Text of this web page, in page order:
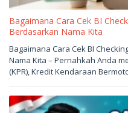
Bagaimana Cara Cek BI
Berdasarkan Nama Kita
Mei
29,
2026
oleh
sukantengah
Bagaimana Cara Cek BI
Nama Kita – Pernahkah Anda
(KPR), Kredit Kendaraan